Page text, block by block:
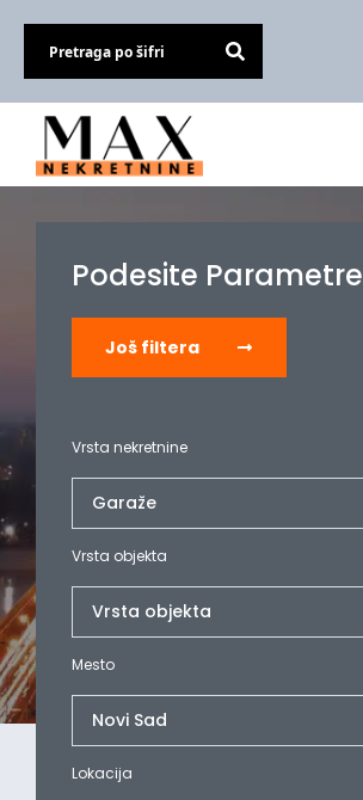
Podesite Parametre
Još filtera
Vrsta nekretnine
Vrsta objekta
Mesto
Lokacija